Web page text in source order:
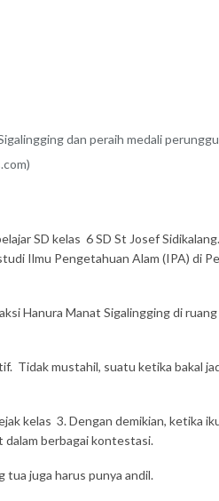
dan peraih medali
SD kelas 6 SD St Josef
Ilmu Pengetahuan Alam (IPA) di
Hanura Manat Sigalingging di ruang
Tidak mustahil, suatu ketika bakal
kelas 3. Dengan demikian, ketika
dalam berbagai kontestasi.
tua juga harus punya andil.